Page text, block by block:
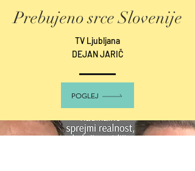
Prebujeno srce Slovenije
TV Ljubljana
DEJAN JARIČ
POGLEJ